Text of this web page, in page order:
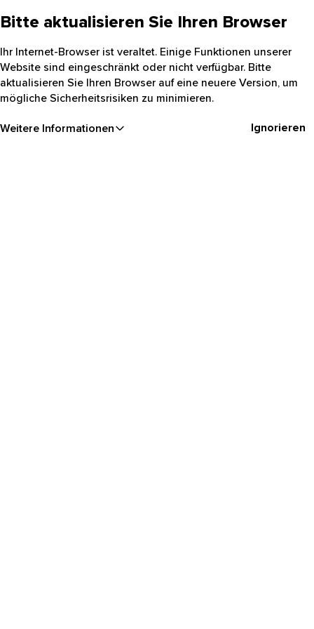
Bitte aktualisieren Sie Ihren Browser
Ihr Internet-Browser ist veraltet. Einige Funktionen unserer
Website sind eingeschränkt oder nicht verfügbar. Bitte
aktualisieren Sie Ihren Browser auf eine neuere Version, um
mögliche Sicherheitsrisiken zu minimieren.
Weitere Informationen Ignorieren